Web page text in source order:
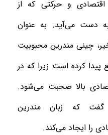
اقتصادی و حرکتی که از
دست می‌آید. به عنوان
چینی مندرین محبوبیت
پیدا کرده است زیرا که در
بالا صحبت می‌شود.
گفت که زبان مندرین
را ایجاد می‌کند.